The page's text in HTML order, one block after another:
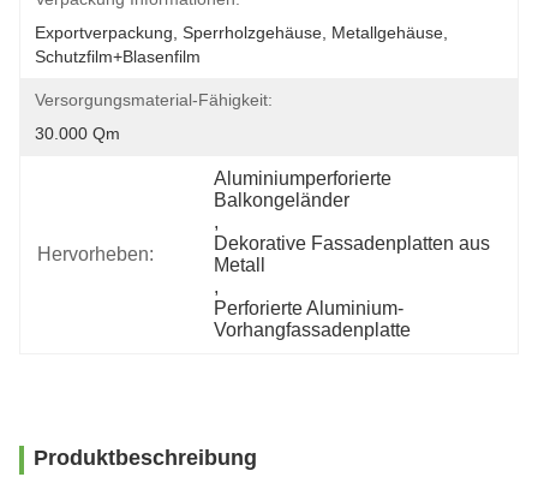
Exportverpackung, Sperrholzgehäuse, Metallgehäuse,
Schutzfilm+Blasenfilm
Versorgungsmaterial-Fähigkeit:
30.000 Qm
Hervorheben:
Aluminiumperforierte
Balkongeländer
,
Dekorative Fassadenplatten aus
Metall
,
Perforierte Aluminium-
Vorhangfassadenplatte
Produktbeschreibung